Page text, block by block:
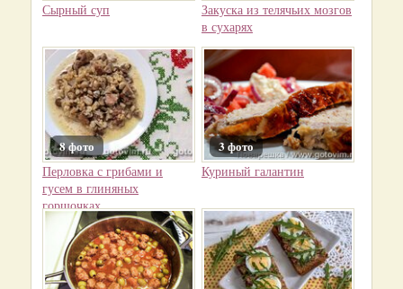
Сырный суп
Закуска из телячьих мозгов
в сухарях
8 фото
Перловка с грибами и
гусем в глиняных
горшочках
3 фото
Куриный галантин